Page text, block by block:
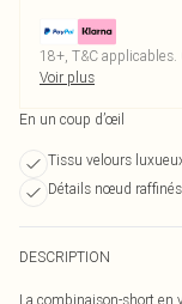
18+, T&C
Voir plus
En un coup d’œil
Tissu velours
Détails nœud raffinés
DESCRIPTION
La combinaison-short en